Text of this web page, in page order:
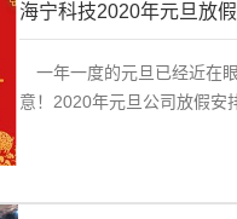
海宁科技2020年元旦放
一年一度的元旦已经近在
意！2020年元旦公司放